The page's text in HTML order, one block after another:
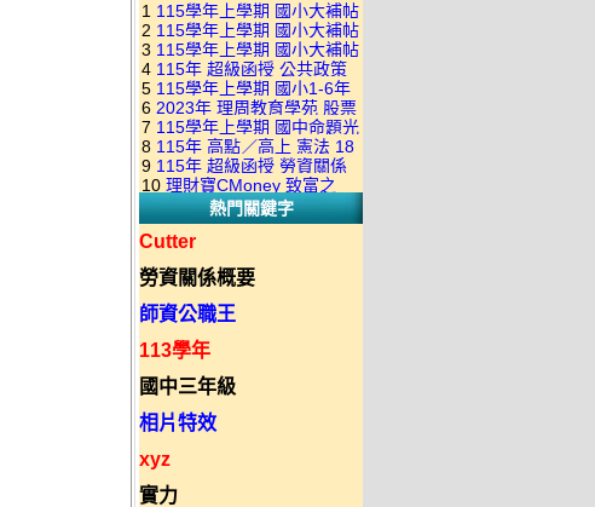
1 115學年上學期 國小大補帖
南一版 國語+數學+社會+生活
+自然 1-6年級 教學光碟DVD
版(3DVD)
2 115學年上學期 國小大補帖
康軒版 國語+數學+社會+生活
+自然 1-6年級 教學光碟DVD
版(3DVD)
3 115學年上學期 國小大補帖
翰林版 國語+數學+社會+生活
+自然 1-6年級 教學光碟DVD
版(3DVD)
4 115年 超級函授 公共政策
22堂課+總複習 張楚老師 含
PDF講義 函授DVD(9DVD)
5 115學年上學期 國小1-6年
級 習作解答(含康軒.南一.翰林
全版本.全科目)合輯版 DVD版
6 2023年 理周教育學苑 股票
當沖煉金術 主講：朱家泓 國
語發音 DVD版
7 115學年上學期 國中命題光
碟 翰林版 英文科 1-3年級 題
庫光碟
8 115年 高點／高上 憲法 18
堂課 宗台大老師 含PDF講義
函授DVD(8DVD)【適用於律
師司法考試】
9 115年 超級函授 勞資關係
概要 11堂課+總複習 陸川老
師 含PDF講義 函授
DVD(5DVD)
10 理財寶CMoney 致富之
道：上班族飆股攻略班 主
講：朱家泓+林穎 國語發音
熱門關鍵字
Cutter
勞資關係概要
師資公職王
113學年
國中三年級
相片特效
xyz
實力